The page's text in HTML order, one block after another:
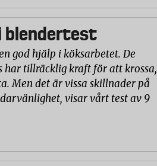
blendertest
god hjälp i köksarbetet. De
har tillräcklig kraft för att krossa,
Men det är vissa skillnader på
visar vårt test av 9